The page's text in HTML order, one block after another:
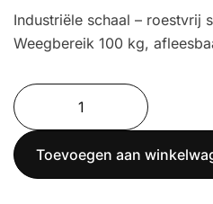
Industriële schaal – roestvrij
Weegbereik 100 kg,
Roestvrijstalen
plateauweegschaal
KERN
SFB
Toevoegen aan